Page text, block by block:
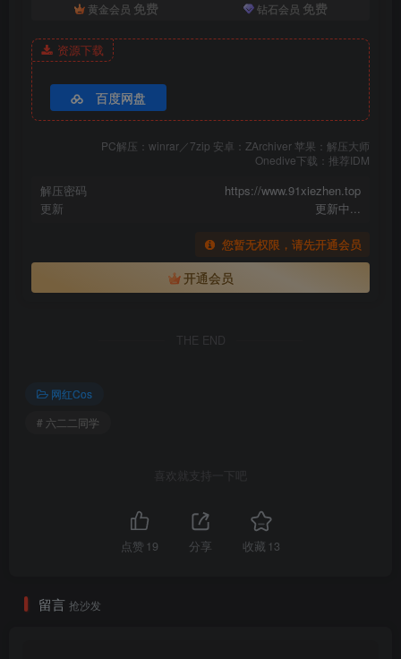
黄金会员 免费 钻石会员 免费
资源下载
百度网盘
PC解压：winrar／7zip 安卓：ZArchiver 苹果：解压大师
Onedive下载：推荐IDM
解压密码
https://www.91xiezhen.top
更新
更新中...
您暂无权限，请先开通会员
开通会员
THE END
网红Cos
# 六二二同学
喜欢就支持一下吧
点赞 19 分享 收藏 13
留言 抢沙发